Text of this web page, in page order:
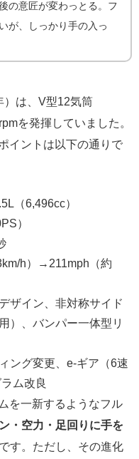
の意匠が変わっとる。フ
が、しっかり手の入っ
）は、V型12気筒
を発揮していました。
イントは以下の通りで
（6,496cc）
）
h）→211mph（約
ザイン、非対称サイド
）、バンパー一体型リ
ング変更、e-ギア（6速
ム改良
を一新するようなフル
・空力・足回りに手を
す。ただし、その進化